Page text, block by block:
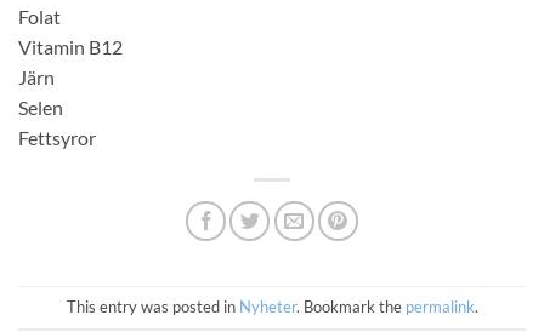
Folat
Vitamin B12
Järn
Selen
Fettsyror
This entry was posted in Nyheter. Bookmark the permalink.